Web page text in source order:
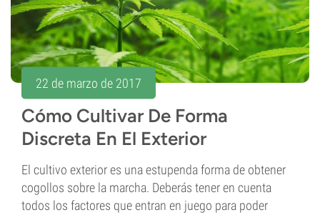
22 de marzo de 2017
Cómo Cultivar De Forma
Discreta En El Exterior
El cultivo exterior es una estupenda forma de obtener
cogollos sobre la marcha. Deberás tener en cuenta
todos los factores que entran en juego para poder